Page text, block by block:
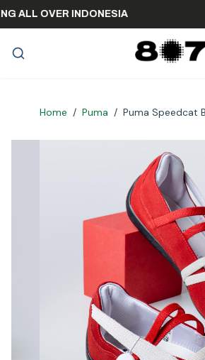
ALL OVER INDONESIA
Home / Puma / Puma Speedcat